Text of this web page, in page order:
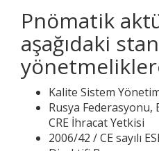
Pnömatik
aşağıdaki
Kalite Sistem
Rusya
CRE İhracat Yetkisi
2006/42 / CE sayılı